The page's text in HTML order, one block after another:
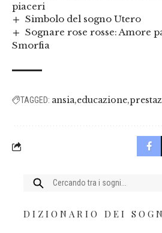
piaceri
Simbolo del sogno Utero
Sognare rose rosse: Amore
Smorfia
TAGGED: ansia educazione
Cercare:
DIZIONARIO DEI